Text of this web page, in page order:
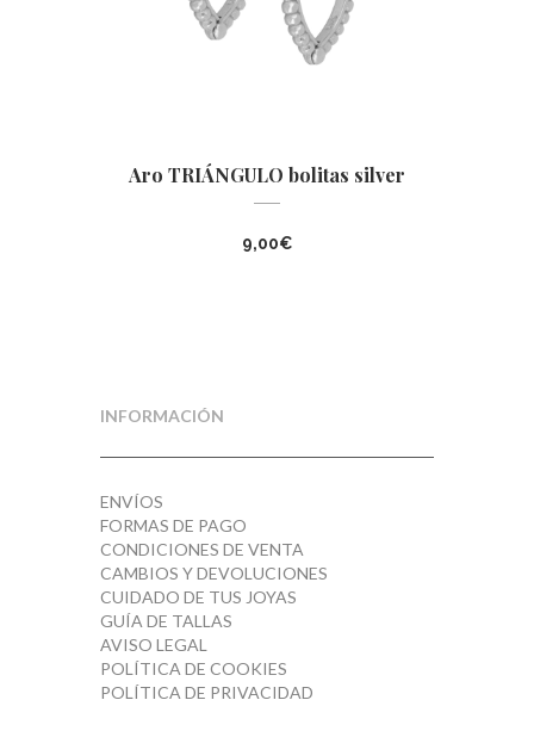
Aro TRIÁNGULO bolitas silver
9,00€
INFORMACIÓN
ENVÍOS
FORMAS DE PAGO
CONDICIONES DE VENTA
CAMBIOS Y DEVOLUCIONES
CUIDADO DE TUS JOYAS
GUÍA DE TALLAS
AVISO LEGAL
POLÍTICA DE COOKIES
POLÍTICA DE PRIVACIDAD